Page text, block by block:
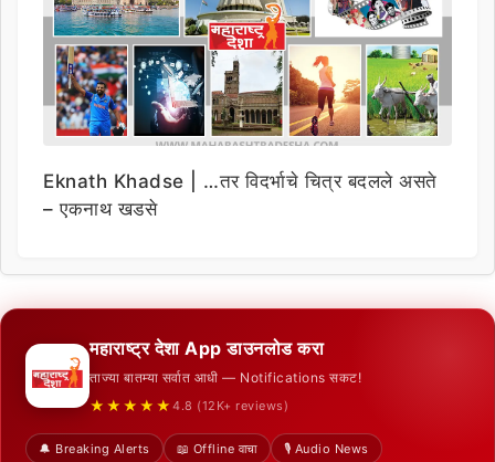
Eknath Khadse | …तर विदर्भाचे चित्र बदलले असते
– एकनाथ खडसे
महाराष्ट्र देशा App डाउनलोड करा
ताज्या बातम्या सर्वात आधी — Notifications सकट!
★★★★★ 4.8 (12K+ reviews)
🔔 Breaking Alerts 📖 Offline वाचा
🎙️ Audio News